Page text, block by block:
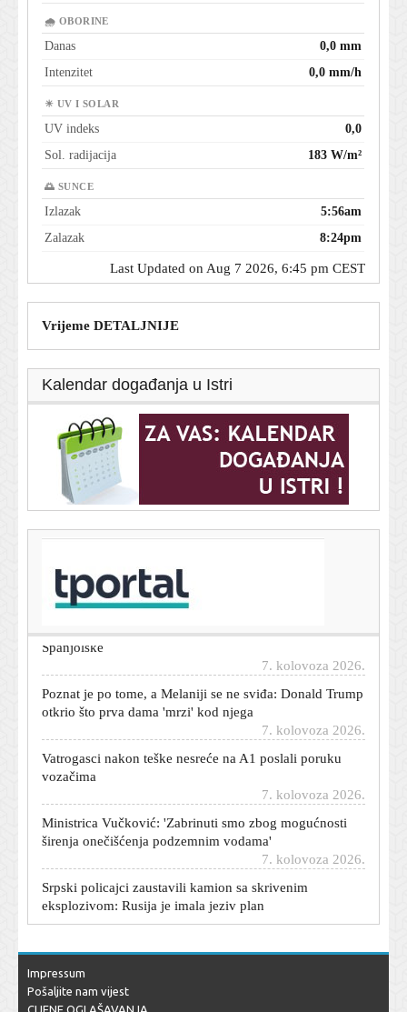
🌧 OBORINE
Danas
0,0 mm
Intenzitet
0,0 mm/h
☀ UV I SOLAR
UV indeks
0,0
Sol. radijacija
183 W/m²
🌅 SUNCE
Izlazak
5:56am
Zalazak
8:24pm
Last Updated on Aug 7 2026, 6:45 pm CEST
Vrijeme DETALJNIJE
Kalendar događanja u Istri
T-portal.hr
Italija ostaje pri svom: Stigao odgovor na ultimatum
Poznat je po tome, a Melaniji se ne sviđa: Donald Trump
otkrio što prva dama 'mrzi' kod njega
Vatrogasci nakon teške nesreće na A1 poslali poruku
vozačima
Ministrica Vučković: 'Zabrinuti smo zbog mogućnosti
širenja onečišćenja podzemnim vodama'
7. kolovoza 2026.
Srpski policajci zaustavili kamion sa skrivenim
eksplozivom: Rusija je imala jeziv plan
7. kolovoza 2026.
prirodnim izdanjem uz romantične stihove Enesa
Kiševića
Impressum
Pošaljite nam vijest